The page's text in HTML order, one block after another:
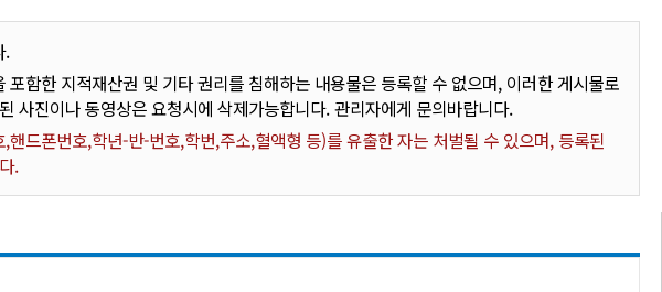
.
함한 지적재산권 및 기타 권리를 침해하는 내용물은 등록할 수 없으며, 이러한 게시물로
사진이나 동영상은 요청시에 삭제가능합니다. 관리자에게 문의바랍니다.
드폰번호,학년-반-번호,학번,주소,혈액형 등)를 유출한 자는 처벌될 수 있으며, 등록된
.